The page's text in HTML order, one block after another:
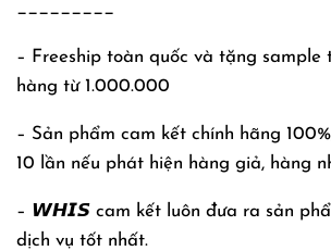
_________
– Freeship toàn quốc và tặng sample
hàng từ 1.000.000
– Sản phẩm cam kết chính hãng
10 lần nếu phát hiện hàng giả, hàng
– 𝙒𝙃𝙄𝙎 cam kết luôn đưa ra sản
dịch vụ tốt nhất.